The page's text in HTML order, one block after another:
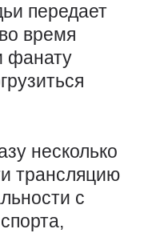
передает
время
фанату
несколько
трансляцию
с